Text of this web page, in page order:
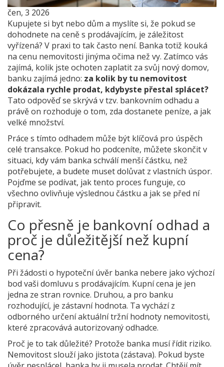
čen, 3 2026
Kupujete si byt nebo dům a myslíte si, že pokud se
dohodnete na ceně s prodávajícím, je záležitost
vyřízená? V praxi to tak často není. Banka totiž kouká
na cenu nemovitosti jinýma očima než vy. Zatímco vás
zajímá, kolik jste ochoten zaplatit za svůj nový domov,
banku zajímá jedno: za kolik by tu nemovitost
dokázala rychle prodat, kdybyste přestal splácet?
Tato odpověď se skrývá v tzv. bankovním odhadu a
právě on rozhoduje o tom, zda dostanete peníze, a jak
velké množství.
Práce s tímto odhadem může být klíčová pro úspěch
celé transakce. Pokud ho podceníte, můžete skončit v
situaci, kdy vám banka schválí menší částku, než
potřebujete, a budete muset dolůvat z vlastních úspor.
Pojďme se podívat, jak tento proces funguje, co
všechno ovlivňuje výslednou částku a jak se před ní
připravit.
Co přesně je bankovní odhad a
proč je důležitější než kupní
cena?
Při žádosti o hypoteční úvěr banka nebere jako výchozí
bod vaši domluvu s prodávajícím. Kupní cena je jen
jedna ze stran rovnice. Druhou, a pro banku
rozhodující, je zástavní hodnota. Ta vychází z
odborného určení aktuální tržní hodnoty nemovitosti,
které zpracovává autorizovaný odhadce.
Proč je to tak důležité? Protože banka musí řídit riziko.
Nemovitost slouží jako jistota (zástava). Pokud byste